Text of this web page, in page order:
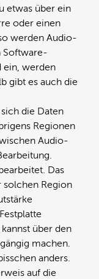
etwas über ein
oder einen
werden Audio-
Software-
ein, werden
gibt es auch die
die Daten
Regionen
Audio-
Das
solchen Region
über den
machen.
anders.
auf die